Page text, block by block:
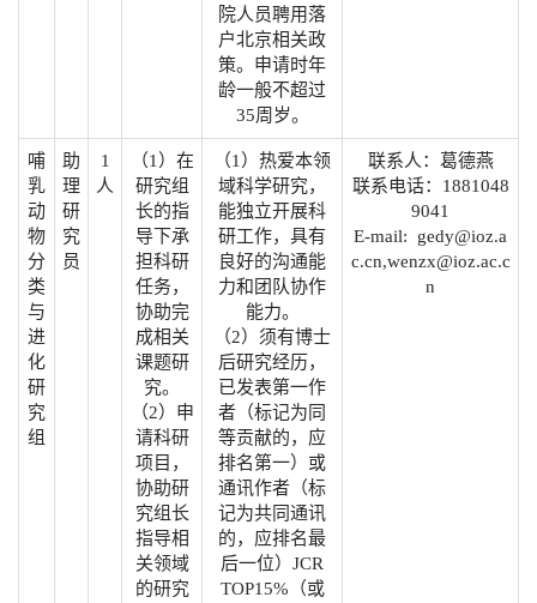
院人员聘用落
户北京相关政
策。申请时年
龄一般不超过
35周岁。
哺
乳
动
物
分
类
与
进
化
研
究
组
助
理
研
究
员
1
人
（1）在
研究组
长的指
导下承
担科研
任务，
协助完
成相关
课题研
究。
（2）申
请科研
项目，
协助研
究组长
指导相
关领域
的研究
（1）热爱本领
域科学研究，
能独立开展科
研工作，具有
良好的沟通能
力和团队协作
能力。
（2）须有博士
后研究经历，
已发表第一作
者（标记为同
等贡献的，应
排名第一）或
通讯作者（标
记为共同通讯
的，应排名最
后一位）JCR
TOP15%（或
联系人：葛德燕
联系电话：1881048
9041
E-mail: gedy@ioz.a
c.cn,wenzx@ioz.ac.c
n